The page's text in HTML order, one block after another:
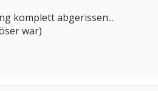
komplett abgerissen...
war)